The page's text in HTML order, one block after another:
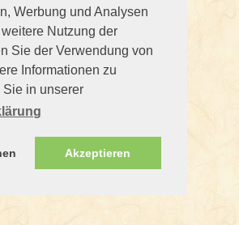
Werbung und Analysen
Nutzung der
Sie der Verwendung von
Informationen zu
in unserer
Akzeptieren